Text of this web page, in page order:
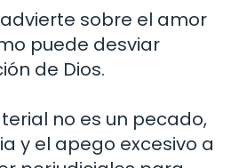
sobre el amor
puede desviar
de Dios.
no es un pecado,
y el apego excesivo a